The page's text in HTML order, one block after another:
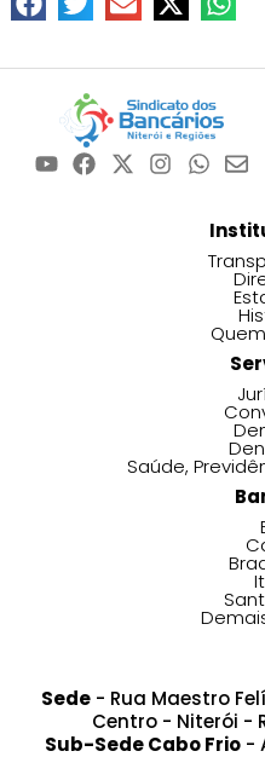
Saúde,
Sede- Rua Maestro
Centro - Niterói -
Sub-Sede Cabo Frio -